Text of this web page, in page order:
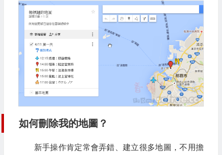
如何刪除我的地圖？
新手操作肯定常會弄錯、建立很多地圖，不用擔